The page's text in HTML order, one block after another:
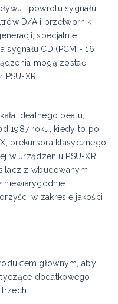
i powrotu sygnału.
D/A i przetwornik
specjalnie
CD (PCM - 16
mogą zostać
XR.
idealnego beatu,
1987 roku, kiedy to po
prekursora klasycznego
w urządzeniu PSU-XR
z wbudowanym
niewiarygodnie
w zakresie jakości
głównym, aby
dodatkowego
trzech